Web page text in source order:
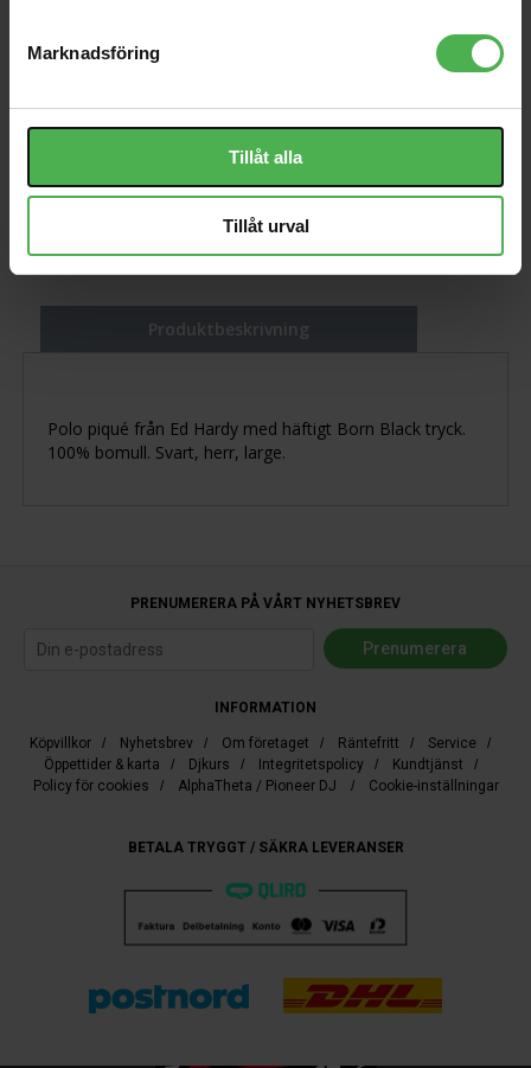
Marknadsföring
Tillåt alla
Tillåt urval
96 kr
96 kr 116 kr
Eagle Blue MEFAEA88 L
96 kr
Produktbeskrivning
Polo piqué från Ed Hardy med häftigt Born Black tryck.
100% bomull. Svart, herr, large.
PRENUMERERA PÅ VÅRT NYHETSBREV
INFORMATION
Köpvillkor / Nyhetsbrev / Om företaget / Räntefritt / Service /
Öppettider & karta / Djkurs / Integritetspolicy / Kundtjänst /
Policy för cookies / AlphaTheta / Pioneer DJ / Cookie-inställningar
BETALA TRYGGT / SÄKRA LEVERANSER